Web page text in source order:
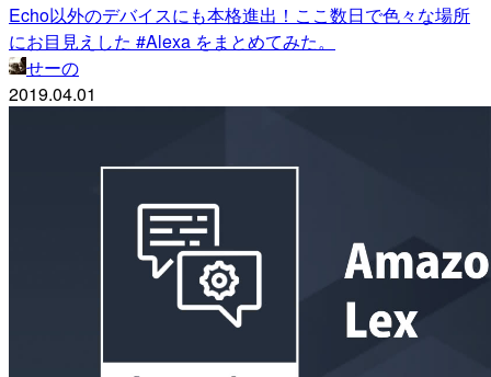
Echo以外のデバイスにも本格進出！ここ数日で色々な場所
にお目見えした #Alexa をまとめてみた。
せーの
2019.04.01